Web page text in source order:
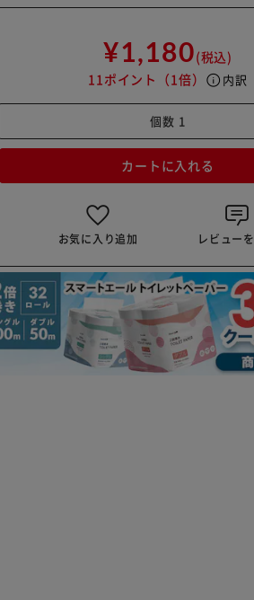
¥1,180(税込)
11ポイント （1倍） info 内訳
カートに入れる
お気に入り追加 レビュー